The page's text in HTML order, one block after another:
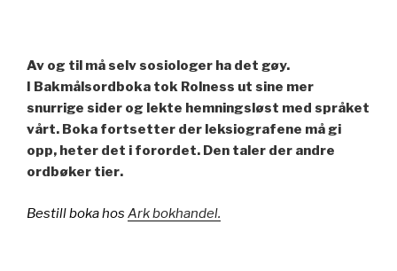
Av og til må selv sosiologer ha det gøy.
I Bakmålsordboka tok Rolness ut sine mer
snurrige sider og lekte hemningsløst med språket
vårt. Boka fortsetter der leksiografene må gi
opp, heter det i forordet. Den taler der andre
ordbøker tier.
Bestill boka hos Ark bokhandel.